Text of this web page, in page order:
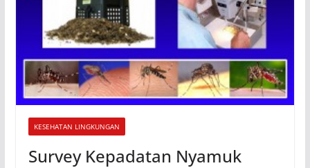
KESEHATAN LINGKUNGAN
Survey Kepadatan Nyamuk